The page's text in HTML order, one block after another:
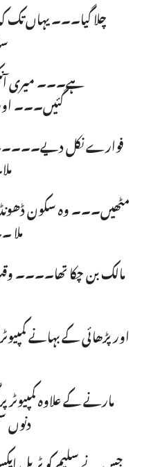
چلا گیا۔۔۔ یہاں تک
ہے۔۔۔ میری
گئیں۔۔۔
فوارے نکل دیے۔۔۔۔۔
مٹھیں۔۔۔ وہ سکون
مالک بن چکا تھا۔۔۔۔
اور پڑھائی کے بہانے
مارنے کے علاوہ
دنوں